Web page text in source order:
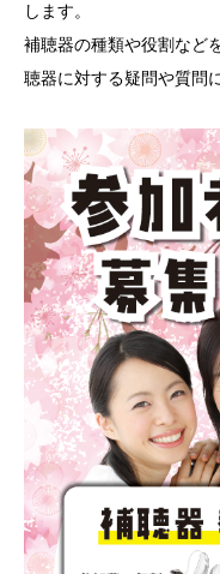
します。
補聴器の種類や役割など
聴器に対する疑問や質問